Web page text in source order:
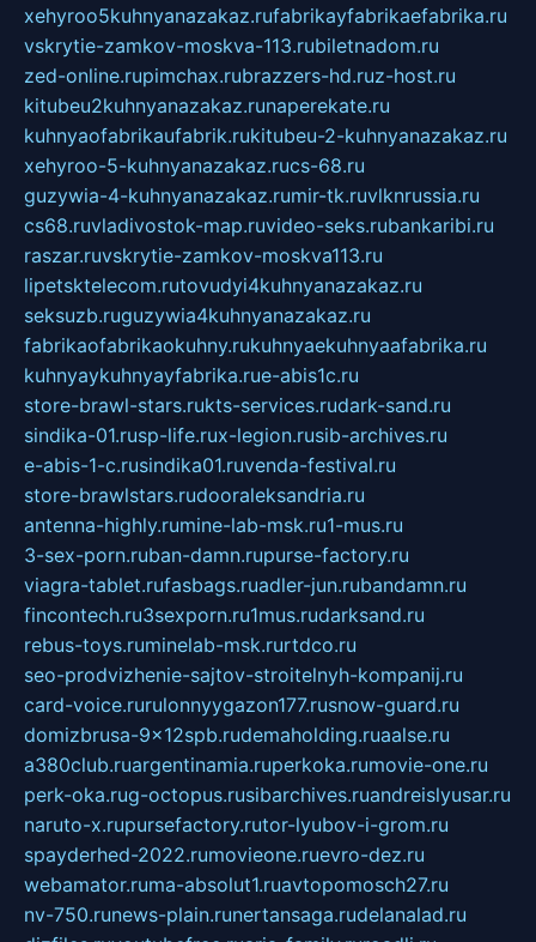
xehyroo5kuhnyanazakaz.rufabrikayfabrikaefabrika.ru
vskrytie-zamkov-moskva-113.rubiletnadom.ru
zed-online.rupimchax.rubrazzers-hd.ruz-host.ru
kitubeu2kuhnyanazakaz.runaperekate.ru
kuhnyaofabrikaufabrik.rukitubeu-2-kuhnyanazakaz.ru
xehyroo-5-kuhnyanazakaz.rucs-68.ru
guzywia-4-kuhnyanazakaz.rumir-tk.ruvlknrussia.ru
cs68.ruvladivostok-map.ruvideo-seks.rubankaribi.ru
raszar.ruvskrytie-zamkov-moskva113.ru
lipetsktelecom.rutovudyi4kuhnyanazakaz.ru
seksuzb.ruguzywia4kuhnyanazakaz.ru
fabrikaofabrikaokuhny.rukuhnyaekuhnyaafabrika.ru
kuhnyaykuhnyayfabrika.rue-abis1c.ru
store-brawl-stars.rukts-services.rudark-sand.ru
sindika-01.rusp-life.rux-legion.rusib-archives.ru
e-abis-1-c.rusindika01.ruvenda-festival.ru
store-brawlstars.rudooraleksandria.ru
antenna-highly.rumine-lab-msk.ru1-mus.ru
3-sex-porn.ruban-damn.rupurse-factory.ru
viagra-tablet.rufasbags.ruadler-jun.rubandamn.ru
fincontech.ru3sexporn.ru1mus.rudarksand.ru
rebus-toys.ruminelab-msk.rurtdco.ru
seo-prodvizhenie-sajtov-stroitelnyh-kompanij.ru
card-voice.rurulonnyygazon177.rusnow-guard.ru
domizbrusa-9x12spb.rudemaholding.ruaalse.ru
a380club.ruargentinamia.ruperkoka.rumovie-one.ru
perk-oka.rug-octopus.rusibarchives.ruandreislyusar.ru
naruto-x.rupursefactory.rutor-lyubov-i-grom.ru
spayderhed-2022.rumovieone.ruevro-dez.ru
webamator.ruma-absolut1.ruavtopomosch27.ru
nv-750.runews-plain.runertansaga.rudelanalad.ru